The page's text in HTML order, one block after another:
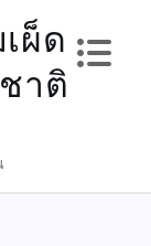
ผ็ด
าติ